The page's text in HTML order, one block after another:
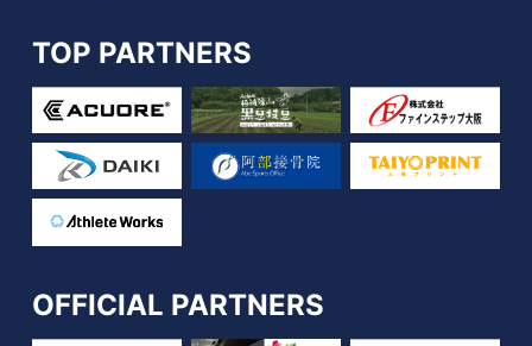
TOP PARTNERS
OFFICIAL PARTNERS